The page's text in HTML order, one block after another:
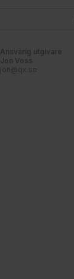
Ansvarig utgivare
Jon Voss
jon@qx.se